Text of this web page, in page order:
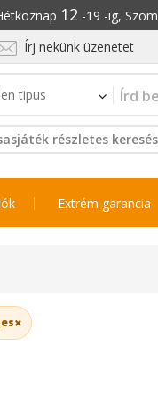
12 -19 -ig,
Írj nekünk üzenetet
részletes keresés
Extrém garancia
×